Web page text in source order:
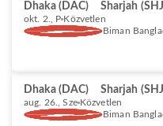
Dhaka (DAC) Sharjah
okt. 2., P Közvetlen
Biman
Dhaka (DAC) Sharjah
aug. 26., Sze Közvetlen
Biman